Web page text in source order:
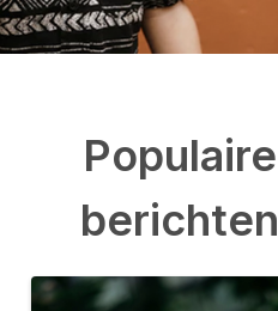
Populaire
berichten